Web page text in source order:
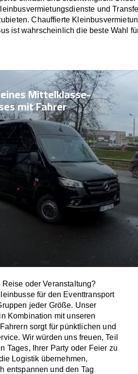
und
Chauffierte
ist wahrscheinlich die beste Wahl
Mittelklasse-
mit Fahrer
oder Veranstaltung?
für den Eventtransport
jeder Größe. Unser
Kombination mit unseren
sorgt für pünktlichen und
Wir würden uns freuen, Teil
Tages, Ihrer Party oder Feier zu
Logistik übernehmen,
entspannen und den Tag